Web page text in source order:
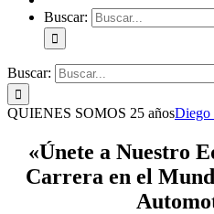
Buscar:
Buscar:
QUIENES SOMOS 25 añosDiego
«Únete a Nuestro
Carrera en el